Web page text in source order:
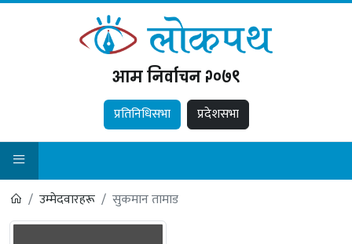
आम निर्वाचन २०७९
प्रतिनिधिसभा प्रदेशसभा
उम्मेदवारहरू सुकमान तामाड